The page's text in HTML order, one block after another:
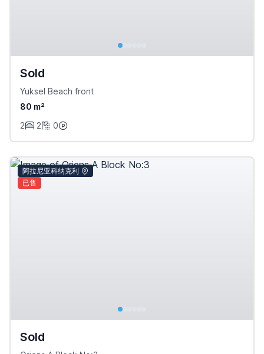
Sold
Yuksel Beach front
80 m²
2
2 0
阿拉尼亚科纳克利
已售
Sold